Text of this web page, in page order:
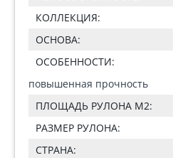
КОЛЛЕКЦИЯ:
ОСНОВА:
ОСОБЕННОСТИ:
повышенная прочность
ПЛОЩАДЬ РУЛОНА М2:
РАЗМЕР РУЛОНА:
СТРАНА: